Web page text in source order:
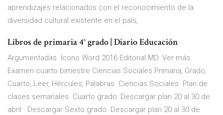
aprendizajes relacionados con el reconocimiento de la
diversidad cultural existente en el país,
Libros de primaria 4° grado | Diario Educación
Argumentadas. Icono Word 2016 Editorial MD. Ver más.
Examen cuarto bimestre Ciencias Sociales Primaria, Grado,
Cuarto, Leer, Hércules, Palabras Ciencias Sociales. Plan de
clases semanales. Cuarto grado: Descargar plan 20 al 30 de
abril · Descargar Sexto grado. Descargar plan 20 al 30 de